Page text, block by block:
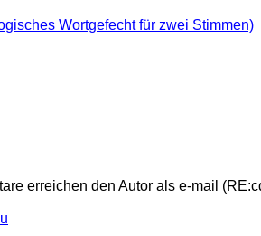
Wortgefecht für zwei Stimmen)
erreichen den Autor als e-mail